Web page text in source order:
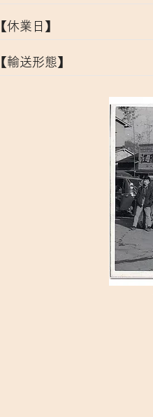
【休業日】
【輸送形態】